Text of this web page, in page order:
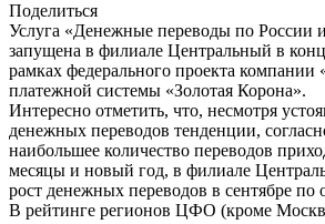
Поделиться
Услуга «Денежные переводы по России
запущена в филиале Центральный в
рамках федерального проекта компании
платежной системы «Золотая Корона».
Интересно отметить, что, несмотря
денежных переводов тенденции,
наибольшее количество переводов
месяцы и новый год, в филиале
рост денежных переводов в сентябре
В рейтинге регионов ЦФО (кроме